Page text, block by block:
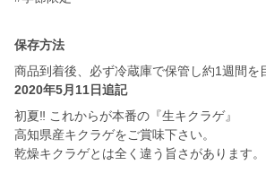
保存方法
商品到着後、必ず冷蔵庫で保管し約1週間を
2020年5月11日追記
初夏‼︎ これからが本番の『生キクラゲ』
高知県産キクラゲをご賞味下さい。
乾燥キクラゲとは全く違う旨さがあります。